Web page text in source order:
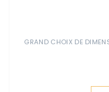
GRAND CHOIX DE